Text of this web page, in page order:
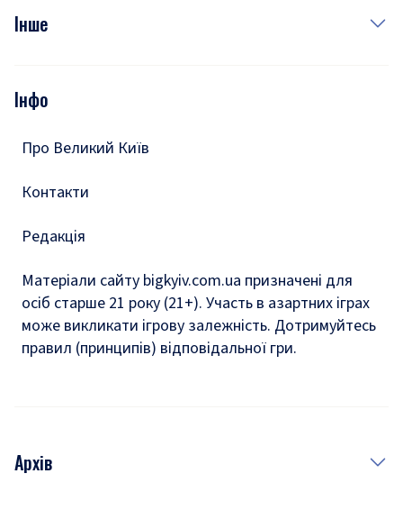
Фото
Подкасти
Інше
Тести
Інфо
Про Великий Київ
Контакти
Редакція
Матеріали сайту bigkyiv.com.ua призначені для
осіб старше 21 року (21+). Участь в азартних іграх
може викликати ігрову залежність. Дотримуйтесь
правил (принципів) відповідальної гри.
Архів